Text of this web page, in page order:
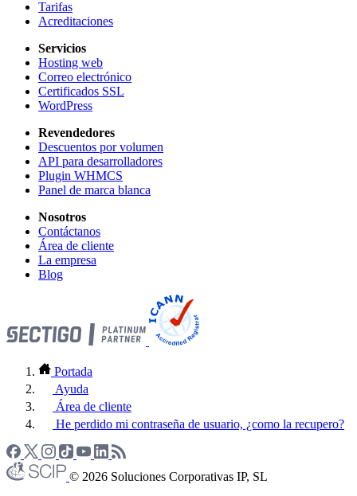
Tarifas
Acreditaciones
Servicios
Hosting web
Correo electrónico
Certificados SSL
WordPress
Revendedores
Descuentos por volumen
API para desarrolladores
Plugin WHMCS
Panel de marca blanca
Nosotros
Contáctanos
Área de cliente
La empresa
Blog
Portada
Ayuda
Área de cliente
He perdido mi contraseña de usuario, ¿como la recupero?
© 2026 Soluciones Corporativas IP, SL